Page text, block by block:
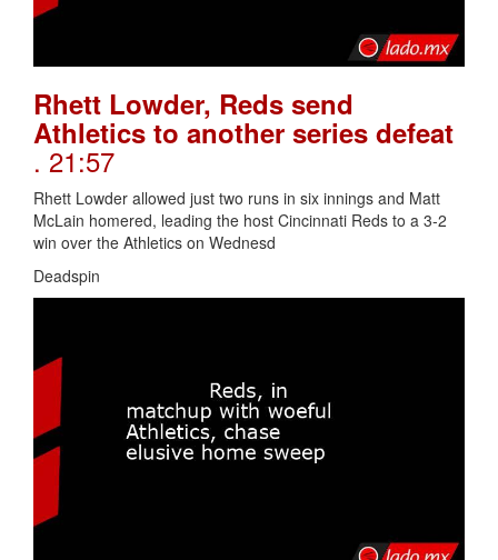
Rhett Lowder, Reds send
Athletics to another series defeat
. 21:57
Rhett Lowder allowed just two runs in six innings and Matt
McLain homered, leading the host Cincinnati Reds to a 3-2
win over the Athletics on Wednesd
Deadspin